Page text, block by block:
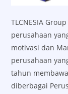
TLCNESIA
perusahaan
motivasi dan
perusahaan
tahun
diberbagai